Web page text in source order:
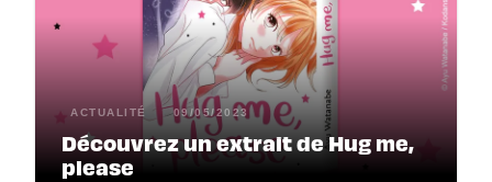
ACTUALITÉ 09/05/2023
Découvrez un extrait de Hug me,
please